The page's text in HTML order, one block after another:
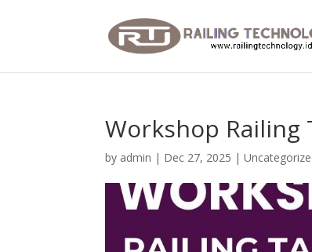
Workshop Railing
by admin | Dec 27, 2025 |